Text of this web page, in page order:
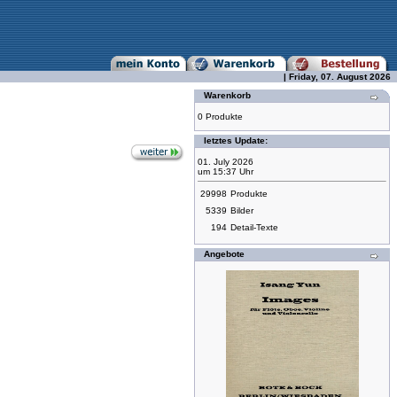
| Friday, 07. August 2026
Warenkorb
0 Produkte
letztes Update:
01. July 2026
um 15:37 Uhr
29998 Produkte
5339 Bilder
194 Detail-Texte
Angebote